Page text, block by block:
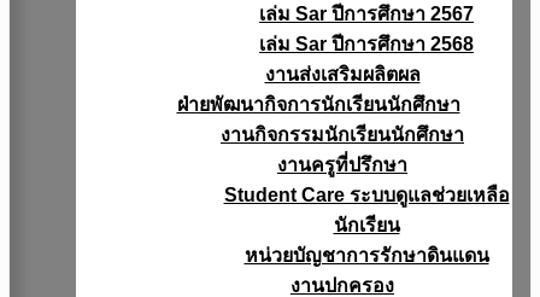
เล่ม Sar ปีการศึกษา 2567
เล่ม Sar ปีการศึกษา 2568
งานส่งเสริมผลิตผล
ฝ่ายพัฒนากิจการนักเรียนนักศึกษา
งานกิจกรรมนักเรียนนักศึกษา
งานครูที่ปรึกษา
Student Care ระบบดูแลช่วยเหลือ
นักเรียน
หน่วยบัญชาการรักษาดินแดน
งานปกครอง